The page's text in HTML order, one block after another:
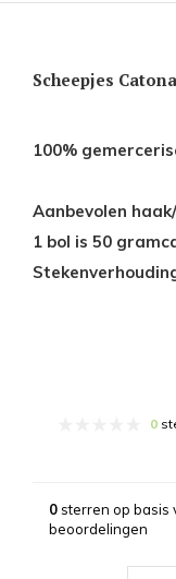
Scheepjes
100%
Aanbevolen
1 bol is 50
0
0sterren op basis
beoordelingen